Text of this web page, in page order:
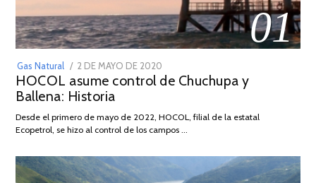
01
Gas Natural
POSTED
ON
2 DE MAYO DE 2020
DE
2026
HOCOL asume control de Chuchupa y
Ballena: Historia
Desde el primero de mayo de 2022, HOCOL, filial de la estatal
Ecopetrol, se hizo al control de los campos …